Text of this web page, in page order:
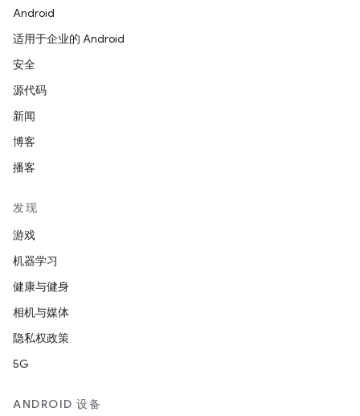
Android
适用于企业的 Android
安全
源代码
新闻
博客
播客
发现
游戏
机器学习
健康与健身
相机与媒体
隐私权政策
5G
ANDROID 设备